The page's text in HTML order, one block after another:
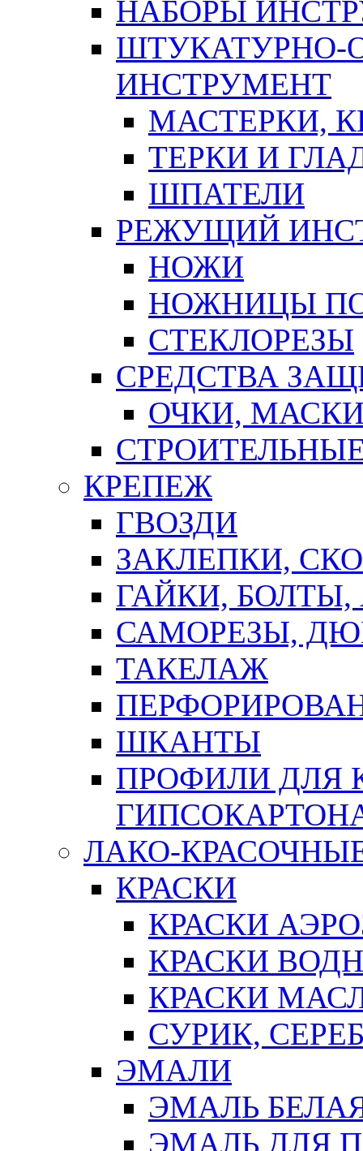
НАБОРЫ
ШТУКАТУРНО-
ИНСТРУМЕНТ
МАСТЕРКИ,
ТЕРКИ И
ШПАТЕЛИ
РЕЖУЩИЙ
НОЖИ
НОЖНИЦЫ
СТЕКЛОРЕЗЫ
СРЕДСТВА
ОЧКИ,
КРЕПЕЖ
ГВОЗДИ
ЗАКЛЕПКИ,
ГАЙКИ,
САМОРЕЗЫ,
ТАКЕЛАЖ
ШКАНТЫ
ПРОФИЛИ ДЛЯ
ЛАКО-
КРАСКИ
КРАСКИ
КРАСКИ
КРАСКИ
СУРИК,
ЭМАЛИ
ЭМАЛЬ
ЭМАЛЬ ДЛЯ